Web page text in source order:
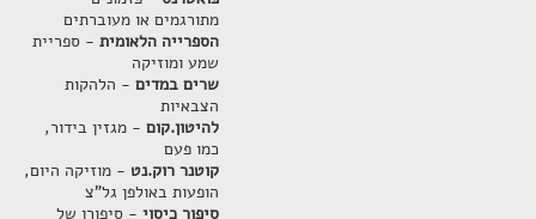
מתורגמים או מעוברתים
הספרייה הלאומית- ספריית
שמע ומוזיקה
שרים במדים- הלהקות
הצבאיות
להיטון.קום- מגזין בידור,
כמו פעם
קוטנר רוק.נט - מוזיקה היום,
הופעות באולפן גל"צ
סיפור כיסוי- סיפורן של